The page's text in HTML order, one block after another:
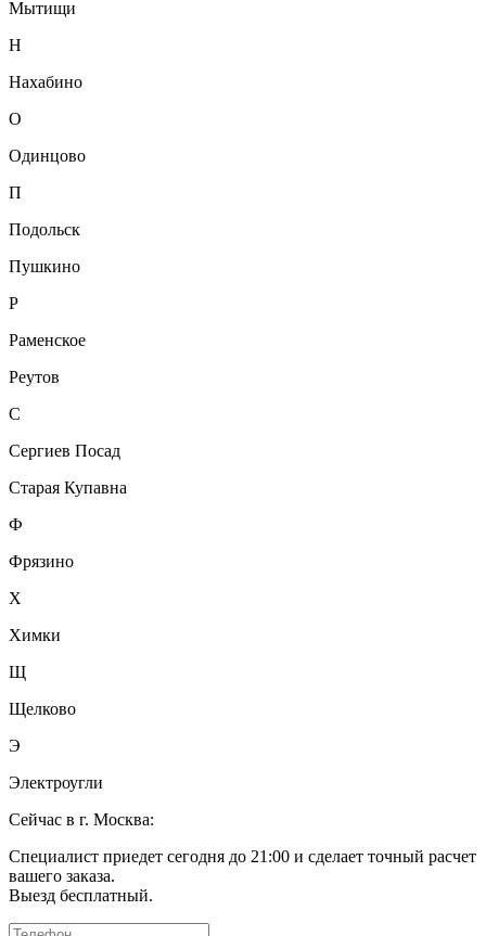
Мытищи
Н
Нахабино
О
Одинцово
П
Подольск
Пушкино
Р
Раменское
Реутов
С
Сергиев Посад
Старая Купавна
Ф
Фрязино
Х
Химки
Щ
Щелково
Э
Электроугли
Сейчас в г. Москва:
Специалист приедет сегодня до 21:00 и сделает точный расчет
вашего заказа.
Выезд бесплатный.